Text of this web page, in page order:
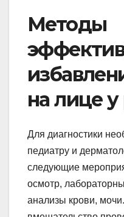
Методы
на лице
Для диагностики
педиатру и
следующие
осмотр,
анализы крови,